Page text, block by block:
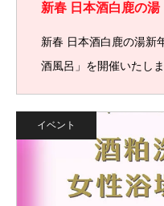
新春 日本酒白鹿の
新春 日本酒白鹿の湯新
酒風呂」を開催いたし
イベント